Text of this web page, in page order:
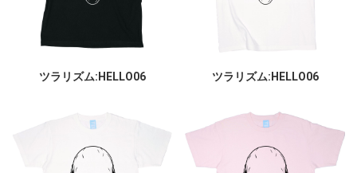
ツラリズム:HELLO06 ツラリズム:HELLO06